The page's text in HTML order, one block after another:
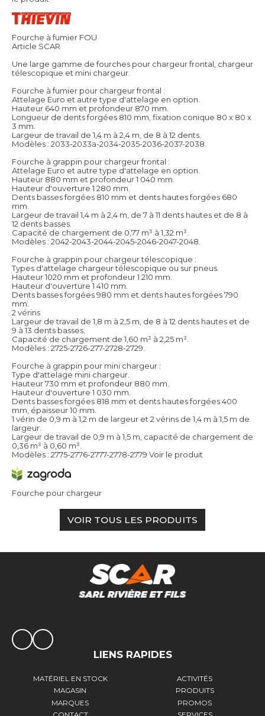
Fourche à fumier FOU
Article SCAR
Une large gamme de fourches pour chargeur frontal, chargeur
télescopique et mini chargeur.
Fourche à fumier pour chargeur frontal :
Attelage Euro et autre type d'attelage en option.
Hauteur 640 mm et profondeur 870 mm.
Longueur de dents forgées 810 mm, fixation conique 80 x 80 x
3 mm.
Largeur de travail de 1,4 m à 2,4 m, de 8 à 12 dents.
Modèles : 2033-2033a-2034-2035-2036-2037-2038.
Fourche à grappin pour chargeur frontal :
Attelage Euro et autre type d'attelage en option.
Hauteur 880 mm et profondeur 1 040 mm.
Hauteur d'ouverture 1 280 mm.
Dents basses forgées 810 mm et dents hautes forgées 680
mm.
Largeur de travail 1,4 m à 2,4 m, de 7 à 11 dents hautes et de 8 à
12 dents basses.
Capacité de chargement de 0,77 m³ à 1,32 m³.
Modèles : 2042-2043-2044-2045-2046-2047-2048.
Fourche à grappin pour chargeur télescopique :
Types d'attelage chargeur télescopique ou sur pneus.
Hauteur 1020 mm et profondeur 1 210 mm.
Hauteur d'ouverture 1 410 mm.
Dents basses forgées 980 mm et dents hautes forgées 790
mm.
2 vérins
Largeur de travail de 1,8 m à 2,5 m, de 8 à 12 dents hautes et de
9 à 13 dents basses.
Capacité de chargement de 1,60 m³ à 2,25 m³.
Modèles : 2725-2726-277-2728-2729.
Fourche à grappin pour mini chargeur :
Type d'attelage mini chargeur.
Hauteur 730 mm et profondeur 880 mm.
Hauteur d'ouverture 1 030 mm.
Dents basses forgées 818 mm et dents hautes forgées 400
mm, épaisseur 10 mm.
1 vérin de 0,9 m à 1,2 m de largeur et 2 vérins de 1,4 m à 1,5 m de
largeur.
Largeur de travail de 0,9 m à 1,5 m, capacité de chargement de
0,36 m³ à 0,60 m³.
Modèles : 2775-2776-2777-2778-2779 Voir le produit
Fourche pour chargeur
VOIR TOUS LES PRODUITS
LIENS RAPIDES
MATÉRIEL EN STOCK
ACTIVITÉS
MAGASIN
PRODUITS
MARQUES
PROMOS